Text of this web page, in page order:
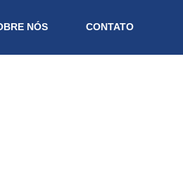
NÓS CONTATO